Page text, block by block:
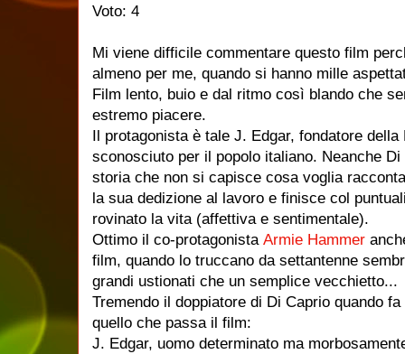
Voto: 4
Mi viene difficile commentare questo film
almeno per me, quando si hanno mille
Film lento, buio e dal ritmo così blando che
estremo piacere.
Il protagonista è tale J. Edgar, fondatore
sconosciuto per il popolo italiano. Neanche
storia che non si capisce cosa voglia
la sua dedizione al lavoro e finisce col
rovinato la vita (affettiva e sentimentale).
Ottimo il co-protagonista Armie Hammer
film, quando lo truccano da settantenne
grandi ustionati che un semplice vecchietto...
Tremendo il doppiatore di Di Caprio quando
quello che passa il film:
J. Edgar, uomo determinato ma